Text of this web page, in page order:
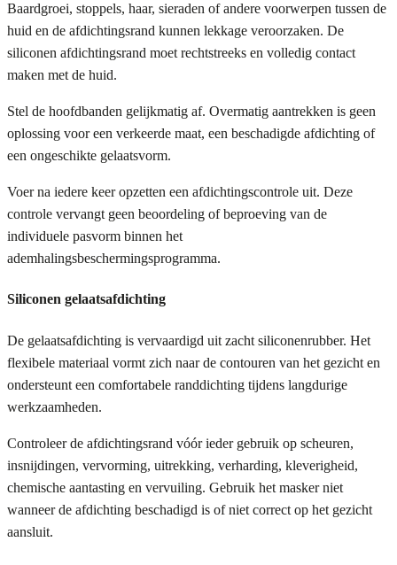
Baardgroei, stoppels, haar, sieraden of andere voorwerpen tussen de
huid en de afdichtingsrand kunnen lekkage veroorzaken. De
siliconen afdichtingsrand moet rechtstreeks en volledig contact
maken met de huid.
Stel de hoofdbanden gelijkmatig af. Overmatig aantrekken is geen
oplossing voor een verkeerde maat, een beschadigde afdichting of
een ongeschikte gelaatsvorm.
Voer na iedere keer opzetten een afdichtingscontrole uit. Deze
controle vervangt geen beoordeling of beproeving van de
individuele pasvorm binnen het
ademhalingsbeschermingsprogramma.
Siliconen gelaatsafdichting
De gelaatsafdichting is vervaardigd uit zacht siliconenrubber. Het
flexibele materiaal vormt zich naar de contouren van het gezicht en
ondersteunt een comfortabele randdichting tijdens langdurige
werkzaamheden.
Controleer de afdichtingsrand vóór ieder gebruik op scheuren,
insnijdingen, vervorming, uitrekking, verharding, kleverigheid,
chemische aantasting en vervuiling. Gebruik het masker niet
wanneer de afdichting beschadigd is of niet correct op het gezicht
aansluit.